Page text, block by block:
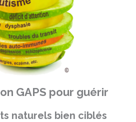
GAPS pour guérir
naturels bien ciblés